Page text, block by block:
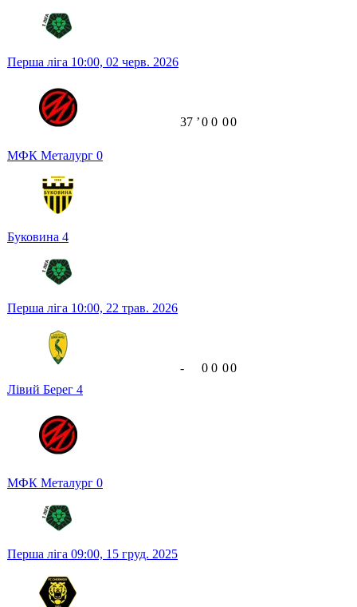
Перша ліга 10:00, 02 черв. 2026
МФК Металург 0
Буковина 4
37 ʼ0 0 00
Перша ліга 10:00, 22 трав. 2026
Лівий Берег 4
МФК Металург 0
- 0 0 00
Перша ліга 09:00, 15 груд. 2025